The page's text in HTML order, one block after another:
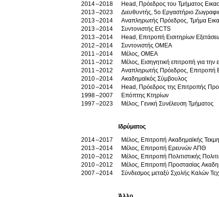
2014
2018
Head, Πρόεδρος του Τμήματος
2013
2023
Διευθυντής, 5ο Εργαστήριο
2013
2014
Αναπληρωτής Πρόεδρος, Τμήμα
2013
2014
Συντονιστής ECTS
2013
2014
Head, Επιτροπή Εισιτηρίων
2012
2014
Συντονιστής ΟΜΕΑ
2011
2014
Μέλος, ΟΜΕΑ
2011
2012
Μέλος, Εισηγητική επιτροπή για την
2011
2012
Αναπληρωτής Πρόεδρος, Επιτροπή
2010
2014
Ακαδημαϊκός Σύμβουλος
2010
2014
Head, Πρόεδρος της Επιτροπής
1998
2007
Επόπτης Κτηρίων
1997
2023 Μέλος, Γενική Συνέλευση Τμήματος
Ιδρύματος
2014
2017
Μέλος, Επιτροπή Ακαδημαϊκής
2013
2014
Μέλος, Επιτροπή Ερευνών ΑΠΘ
2010
2012
Μέλος, Επιτροπή Πολιτιστικής
2010
2012
Μέλος, Επιτροπή Προστασίας
2007
2014 Σύνδεσμος μεταξύ Σχολής Καλών